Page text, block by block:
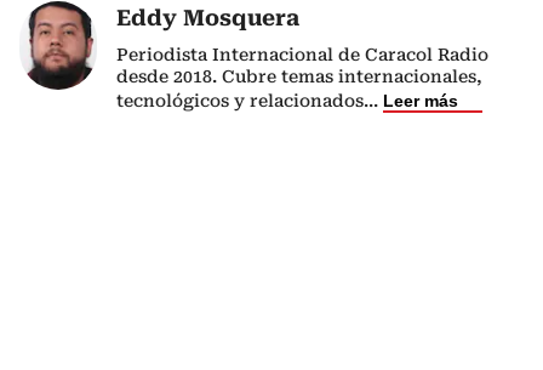
Eddy Mosquera
Periodista Internacional de Caracol Radio
desde 2018. Cubre temas internacionales,
tecnológicos y relacionados... Leer más